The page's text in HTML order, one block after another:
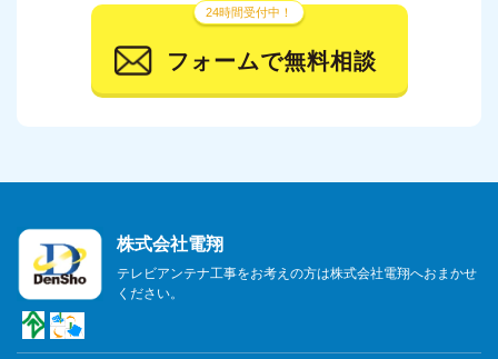
2023年11月
2023年10月
2023年6月
2023年5月
24時間受付中！
フォームで無料相談
株式会社電翔
テレビアンテナ工事をお考えの方は株式会社電翔へおまかせ
ください。